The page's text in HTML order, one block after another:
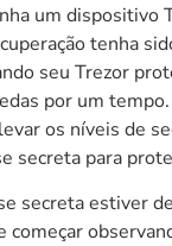
um dispositivo
tenha
seu Trezor
por um
levar os níveis de
secreta para
secreta estiver
começar